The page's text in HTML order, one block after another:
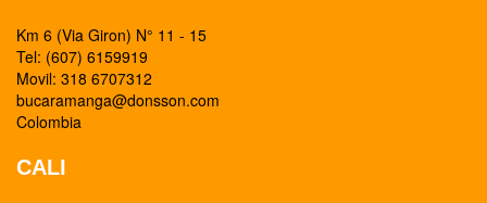
Km 6 (Via Giron) N° 11 - 15
Tel: (607) 6159919
Movil: 318 6707312
bucaramanga@donsson.com
Colombia
CALI